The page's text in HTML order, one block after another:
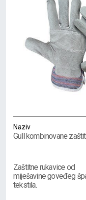
Naziv
Gull kombinovane
Zaštitne rukavice od
miješavine goveđeg
tekstila.